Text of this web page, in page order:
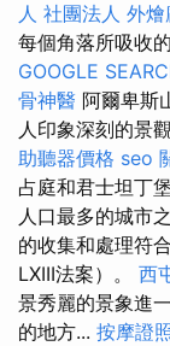
人 社團法人 外燴
每個角落所吸收
GOOGLE
骨神醫 阿爾卑斯
人印象深刻的景
助聽器價格 seo
占庭和君士坦丁
人口最多的城市
的收集和處理符
LXIII法案）。 西
景秀麗的景象進
的地方... 按摩證